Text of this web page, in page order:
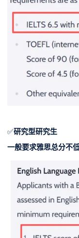
✅研究型研究生
一般要求雅思总分不